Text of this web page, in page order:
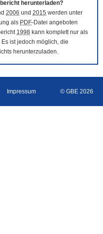
herunterladen?
2006 und 2015 werden unter
als PDF-Datei angeboten
1998 kann komplett nur als
ist jedoch möglich, die
herunterzuladen.
Impressum © GBE 2026